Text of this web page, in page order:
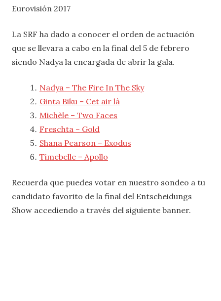
Eurovisión 2017
La SRF ha dado a conocer el orden de actuación
que se llevara a cabo en la final del 5 de febrero
siendo Nadya la encargada de abrir la gala.
Nadya – The Fire In The Sky
Ginta Biku – Cet air là
Michèle – Two Faces
Freschta – Gold
Shana Pearson – Exodus
Timebelle – Apollo
Recuerda que puedes votar en nuestro sondeo a tu
candidato favorito de la final del Entscheidungs
Show accediendo a través del siguiente banner.